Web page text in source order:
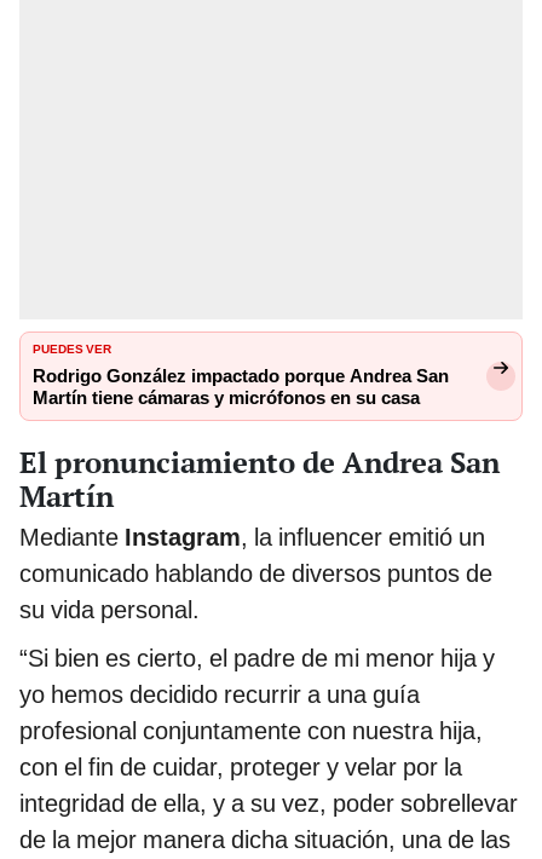
PUEDES VER
Rodrigo González impactado porque Andrea San
Martín tiene cámaras y micrófonos en su casa
El pronunciamiento de Andrea San
Martín
Mediante Instagram, la influencer emitió un
comunicado hablando de diversos puntos de
su vida personal.
“Si bien es cierto, el padre de mi menor hija y
yo hemos decidido recurrir a una guía
profesional conjuntamente con nuestra hija,
con el fin de cuidar, proteger y velar por la
integridad de ella, y a su vez, poder sobrellevar
de la mejor manera dicha situación, una de las